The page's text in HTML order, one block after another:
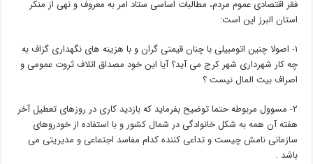
فقر اقتصادی عموم مردم، مطالبات اساسی ستاد امر به معروف و نهی از منکر
استان البرز این است:
۱- اصولا چنین اتومبیلی با چنان قیمتی گران و با هزینه های نگهداری گزاف به
چه کار شهرداری شهر کرج می آید؟ آیا این خود مصداق اتلاف ثروت عمومی و
اصراف بیت المال نیست ؟
۲- مسوول مربوطه حتما توضیح بفرماید که بازدید کاری در روزهای تعطیل آخر
هفته آن همه به شکل خانوادگی در شمال کشور و با استفاده از خودروهای
سازمانی نامش چیست و تداعی کننده کدام مفاسد اجتماعی و مدیریتی می
باشد .